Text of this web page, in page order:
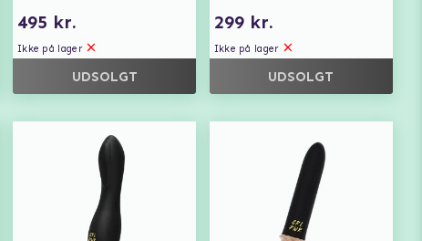
495 kr.
Ikke på lager
UDSOLGT
299 kr.
Ikke på lager
UDSOLGT